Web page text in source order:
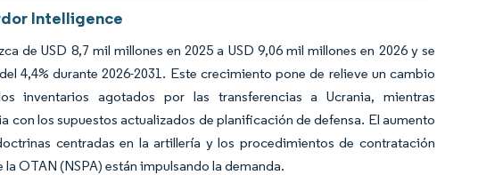
Intelligence
de USD 8,7 mil millones en 2025 a USD 9,06 mil millones en 2026 y se
4,4% durante 2026-2031. Este crecimiento pone de relieve un cambio
inventarios agotados por las transferencias a Ucrania, mientras
con los supuestos actualizados de planificación de defensa. El aumento
centradas en la artillería y los procedimientos de contratación
OTAN (NSPA) están impulsando la demanda.